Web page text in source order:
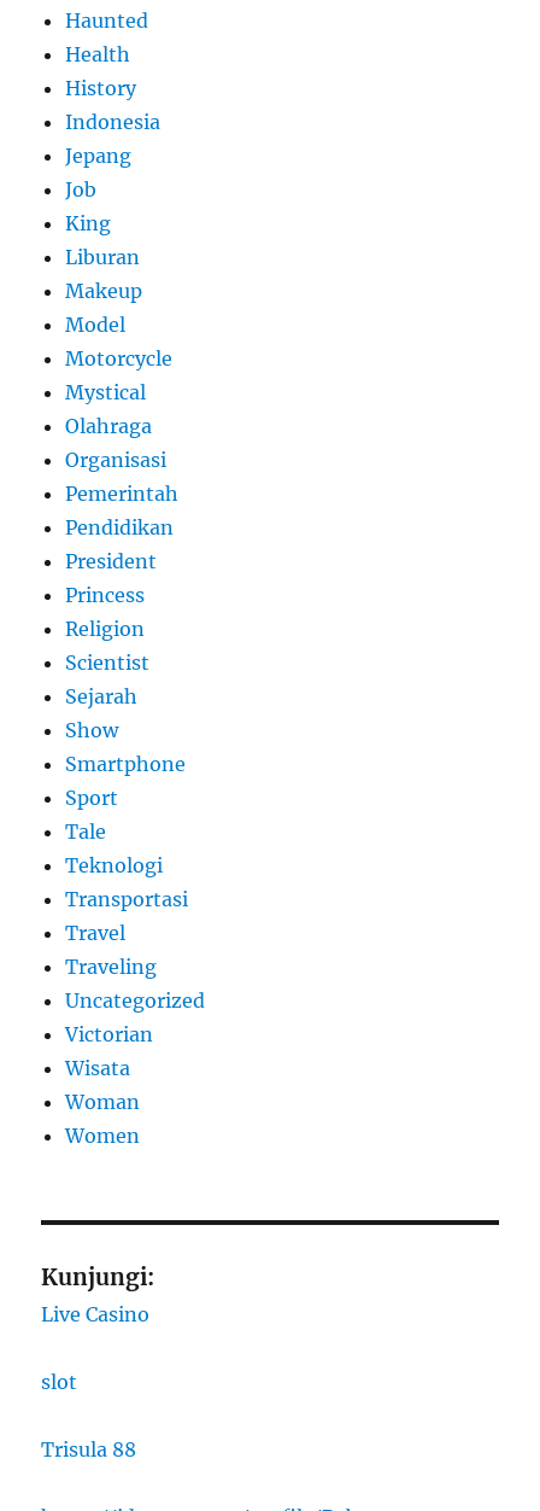
Haunted
Health
History
Indonesia
Jepang
Job
King
Liburan
Makeup
Model
Motorcycle
Mystical
Olahraga
Organisasi
Pemerintah
Pendidikan
President
Princess
Religion
Scientist
Sejarah
Show
Smartphone
Sport
Tale
Teknologi
Transportasi
Travel
Traveling
Uncategorized
Victorian
Wisata
Woman
Women
Kunjungi:
Live Casino
slot
Trisula 88